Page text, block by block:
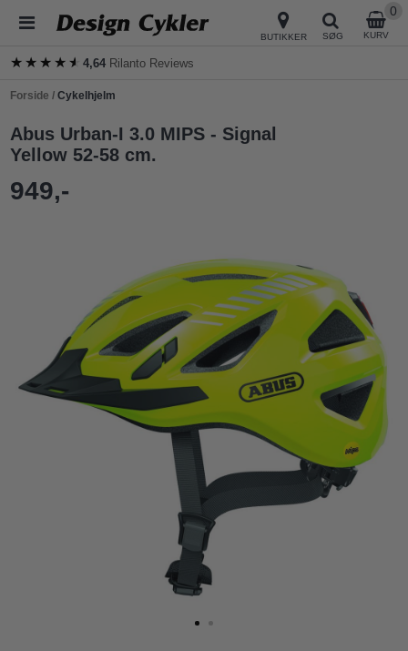
BUTIKKER SØG KURV
0
★★★★★
★★★★★4,64 Rilanto Reviews
Forside /Cykelhjelm
Abus Urban-I 3.0 MIPS - Signal
Yellow 52-58 cm.
949,-